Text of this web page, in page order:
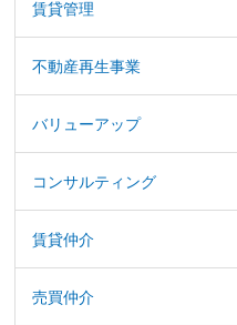
賃貸管理
不動産再生事業
バリューアップ
コンサルティング
賃貸仲介
売買仲介